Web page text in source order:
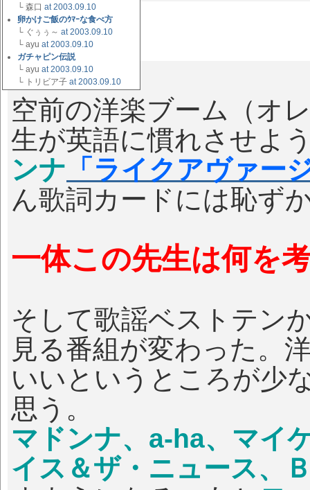
└ 森口 at 2003.09.10
卵かけご飯のｳﾏｰな食べ方
└ ぐぅぅ～ at 2003.09.10
└ ayu at 2003.09.10
ガチャピン伝説
└ ayu at 2003.09.10
└ トリビア子 at 2003.09.10
1984
空前の洋楽ブーム（オ
生が英語に慣れさせよ
ンナ 「ライクアヴァー
ん歌詞カードには恥ず
一体この先生は何を
そして歌謡ベストテン
見る番組が変わった。
いいというところが少
思う。
マドンナ、a-ha、マイ
イス＆ザ・ニュース、